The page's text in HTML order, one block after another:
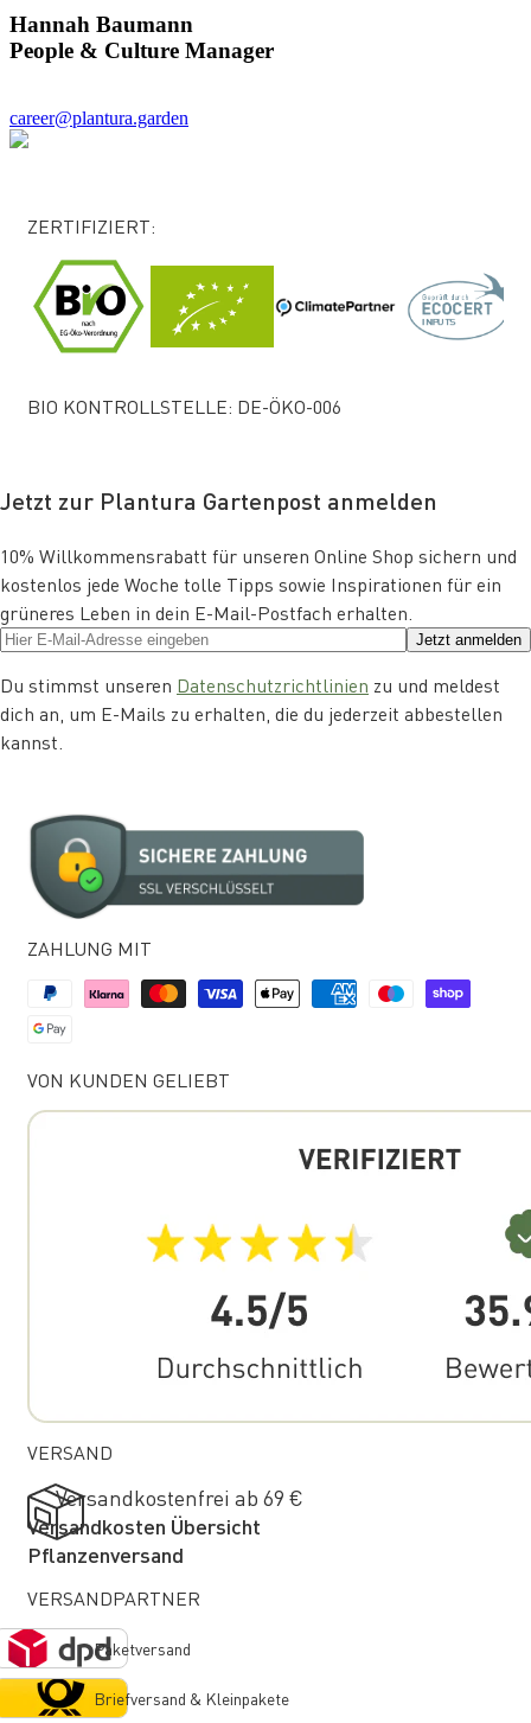
Hannah Baumann
People & Culture Manager
career@plantura.garden
ZERTIFIZIERT:
BIO KONTROLLSTELLE: DE-ÖKO-006
Jetzt zur Plantura Gartenpost anmelden
10% Willkommensrabatt für unseren Online Shop sichern und
kostenlos jede Woche tolle Tipps sowie Inspirationen für ein
grüneres Leben in dein E-Mail-Postfach erhalten.
Jetzt anmelden
Du stimmst unseren Datenschutzrichtlinien zu und meldest
dich an, um E-Mails zu erhalten, die du jederzeit abbestellen
kannst.
VERSAND
Versandkostenfrei ab 69 €
Versandkosten Übersicht
Pflanzenversand
VERSANDPARTNER
Paketversand
Briefversand & Kleinpakete
ZAHLUNG MIT
VON KUNDEN GELIEBT